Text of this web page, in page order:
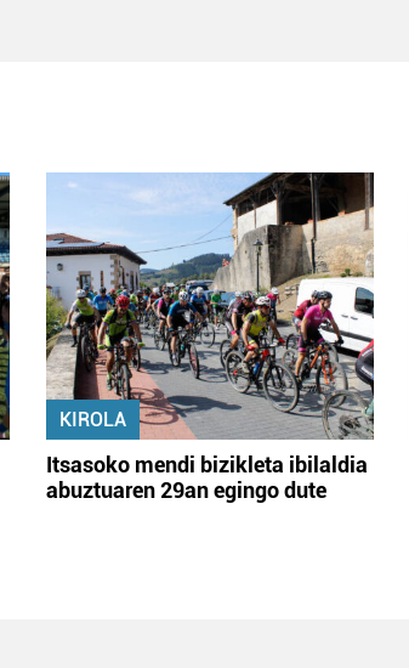
KIROLA
Itsasoko mendi bizikleta ibilaldia
abuztuaren 29an egingo dute